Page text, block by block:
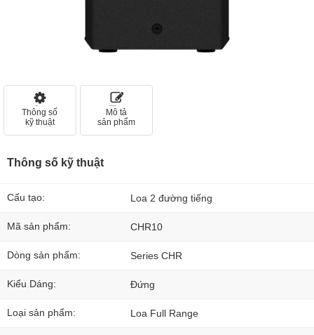
Thông số
kỹ thuật
Mô tả
sản phẩm
Thông số kỹ thuật
Cấu tạo: Loa 2 đường tiếng
Mã sản phẩm: CHR10
Dòng sản phẩm: Series CHR
Kiểu Dáng: Đứng
Loại sản phẩm: Loa Full Range